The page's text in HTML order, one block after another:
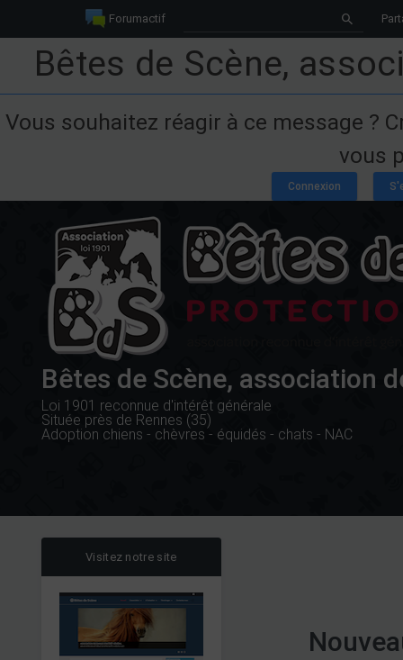
Forumactif
Bêtes de Scène,
Vous souhaitez réagir à ce message ?
vous
Bêtes de Scène, association
Loi 1901 reconnue d'intérêt générale
Située près de Rennes (35)
Adoption chiens - chèvres - équidés - chats - NAC
Visitez notre site